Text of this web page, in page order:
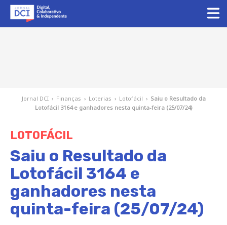
Jornal DCI › Finanças › Loterias › Lotofácil › Saiu o Resultado da
Lotofácil 3164 e ganhadores nesta quinta-feira (25/07/24)
LOTOFÁCIL
Saiu o Resultado da
Lotofácil 3164 e
ganhadores nesta
quinta-feira (25/07/24)